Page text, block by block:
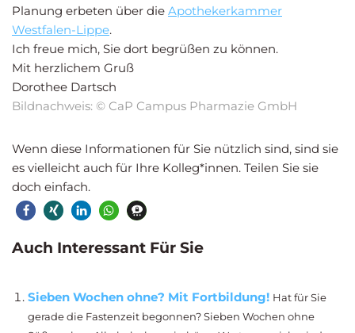
Planung erbeten über die Apothekerkammer
Westfalen-Lippe.
Ich freue mich, Sie dort begrüßen zu können.
Mit herzlichem Gruß
Dorothee Dartsch
Bildnachweis: © CaP Campus Pharmazie GmbH
Wenn diese Informationen für Sie nützlich sind, sind sie
es vielleicht auch für Ihre Kolleg*innen. Teilen Sie sie
doch einfach.
Auch Interessant Für Sie
Sieben Wochen ohne? Mit Fortbildung! Hat für Sie
gerade die Fastenzeit begonnen? Sieben Wochen ohne